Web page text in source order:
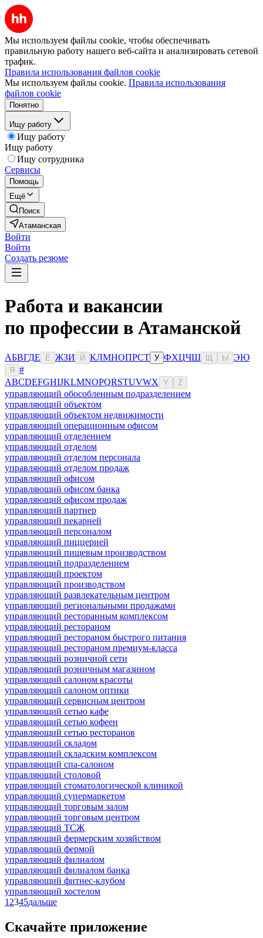
Мы используем файлы cookie, чтобы обеспечивать
правильную работу нашего веб-сайта и анализировать сетевой
трафик.
Правила использования файлов cookie
Мы используем файлы cookie. Правила использования
файлов cookie
Понятно
Ищу работу
Ищу работу
Ищу работу
Ищу сотрудника
Сервисы
Помощь
Ещё
Поиск
Атаманская
Войти
Войти
Создать резюме
Работа и вакансии
по профессии в Атаманской
АБВГДЕ Ё ЖЗИ Й КЛМНОПРСТ У ФХЦЧШ Ы ЭЮ
Я
#
ABCDEFGHIJKLMNOPQRSTUVWX Y Z
управляющий обособленным подразделением
управляющий объектом
управляющий объектом недвижимости
управляющий операционным офисом
управляющий отделением
управляющий отделом
управляющий отделом персонала
управляющий отделом продаж
управляющий офисом
управляющий офисом банка
управляющий офисом продаж
управляющий партнер
управляющий пекарней
управляющий персоналом
управляющий пиццерией
управляющий пищевым производством
управляющий подразделением
управляющий проектом
управляющий производством
управляющий развлекательным центром
управляющий региональными продажами
управляющий ресторанным комплексом
управляющий рестораном
управляющий рестораном быстрого питания
управляющий рестораном премиум-класса
управляющий розничной сети
управляющий розничным магазином
управляющий салоном красоты
управляющий салоном оптики
управляющий сервисным центром
управляющий сетью кафе
управляющий сетью кофеен
управляющий сетью ресторанов
управляющий складом
управляющий складским комплексом
управляющий спа-салоном
управляющий столовой
управляющий стоматологической клиникой
управляющий супермаркетом
управляющий торговым залом
управляющий торговым центром
управляющий ТСЖ
управляющий фермерским хозяйством
управляющий фермой
управляющий филиалом
управляющий филиалом банка
управляющий фитнес-клубом
управляющий хостелом
1 2345дальше
Скачайте приложение